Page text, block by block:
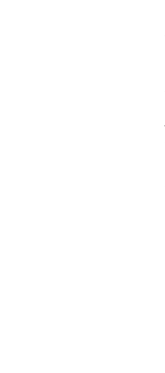
MÁSODIK
ÉS GYAKORLATI
GYAKORLATI
emberiség egészét érintő,
kialakult valamilyen
Ezeket a tulajdonságokat az
nem kívülről jövő
hanem e tevékenységek
lényegét megfigyelve
alapján váltak ezek a